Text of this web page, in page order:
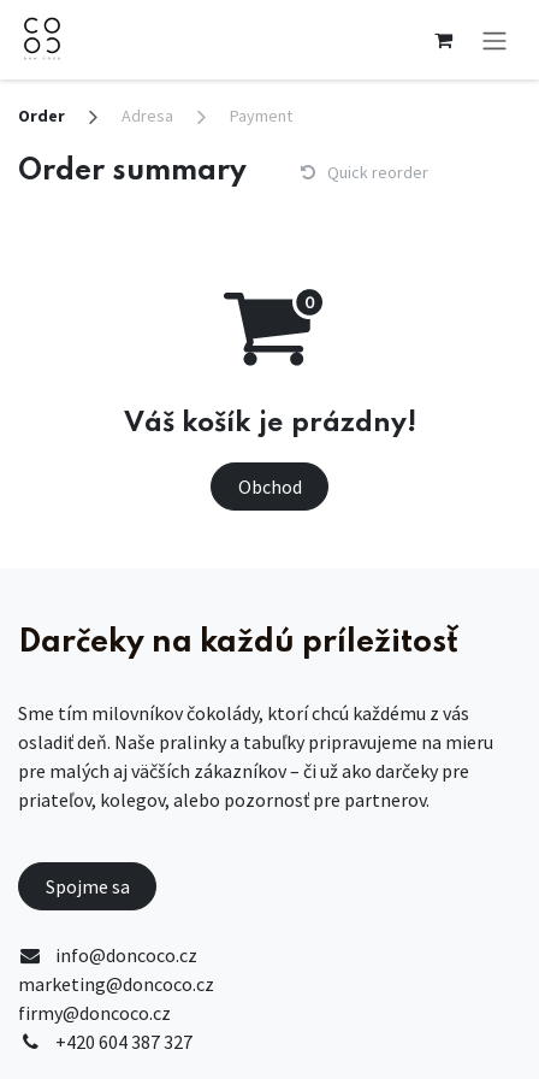
Skip to Content
Order Adresa Payment
Order summary Quick reorder
Váš košík je prázdny!
Obchod
Darčeky na každú príležitosť
Sme tím milovníkov čokolády, ktorí chcú každému z vás
osladiť deň. Naše pralinky a tabuľky pripravujeme na mieru
pre malých aj väčších zákazníkov – či už ako darčeky pre
priateľov, kolegov, alebo pozornosť pre partnerov.
Spojme sa
info@doncoco.cz
marketing@doncoco.cz
firmy@doncoco.cz
+420 604 387 327